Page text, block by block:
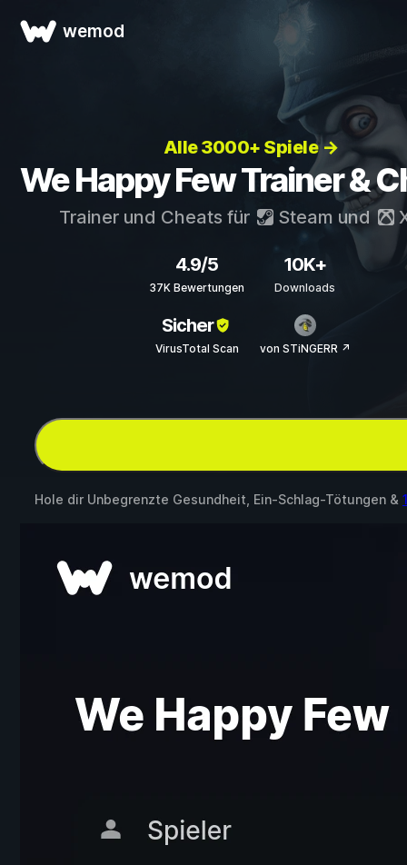
wemod
Alle 3000+ Spiele →
We Happy Few Trainer &
Trainer und Cheats für Steam und
4.9/5
37K Bewertungen
10K+
Downloads
Sicher
VirusTotal Scan von STiNGERR ↗
Hole dir Unbegrenzte Gesundheit, Ein-Schlag-Tötungen &